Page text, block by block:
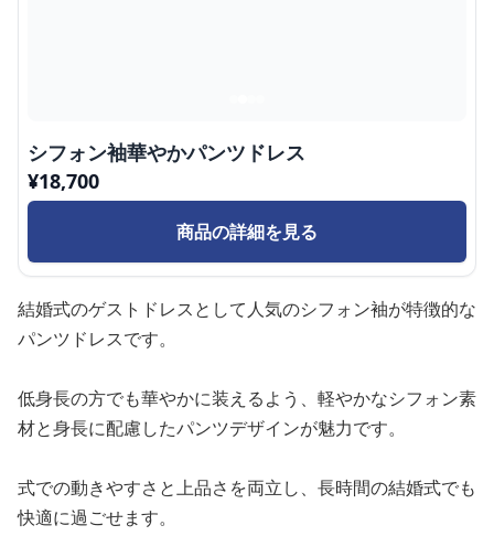
シフォン袖華やかパンツドレス
¥18,700
商品の詳細を見る
結婚式のゲストドレスとして人気のシフォン袖が特徴的な
パンツドレスです。
低身長の方でも華やかに装えるよう、軽やかなシフォン素
材と身長に配慮したパンツデザインが魅力です。
式での動きやすさと上品さを両立し、長時間の結婚式でも
快適に過ごせます。